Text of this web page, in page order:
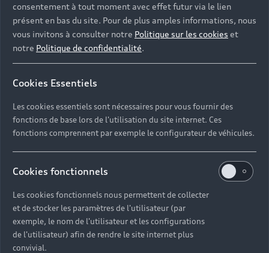
Votre mobilité tout en
simplicité
Parcourez la ville librement sans vous soucier des
bouchons. Une fois à destination, repliez la
trottinette électrique Audi conçue par Egret d’un
seul geste pour la ranger dans votre coffre,
consentement à tout moment avec effet futur via le lien
présent en bas du site. Pour de plus amples informations, nous
vous invitons à consulter notre Politique sur les cookies et
notre Politique de confidentialité.
Cookies Essentiels
Les cookies essentiels sont nécessaires pour vous fournir des
fonctions de base lors de l'utilisation du site internet. Ces
fonctions comprennent par exemple le configurateur de véhicules.
Cookies fonctionnels
Les cookies fonctionnels nous permettent de collecter
et de stocker les paramètres de l'utilisateur (par
exemple, le nom de l'utilisateur et les configurations
de l'utilisateur) afin de rendre le site internet plus
convivial.